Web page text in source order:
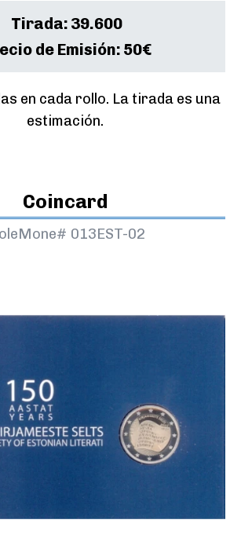
Tirada: 39.600
de Emisión: 50€
en cada rollo. La tirada es una
estimación.
Coincard
013EST-02